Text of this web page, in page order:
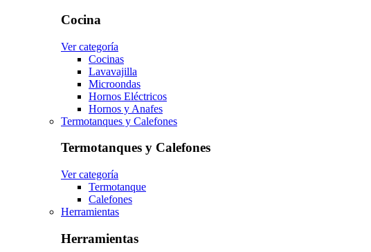
Cocina
Ver categoría
Cocinas
Lavavajilla
Microondas
Hornos Eléctricos
Hornos y Anafes
Termotanques y Calefones
Termotanques y Calefones
Ver categoría
Termotanque
Calefones
Herramientas
Herramientas